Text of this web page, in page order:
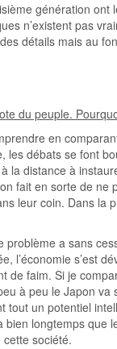
génération
n’existent pas
détails mais au
du peuple.
en
les débats se font
la distance à
fait en sorte de
leur coin. Dans
a sans
l’économie s’est
de faim. Si je
à peu le Japon va
tout un potentiel
bien longtemps
société.